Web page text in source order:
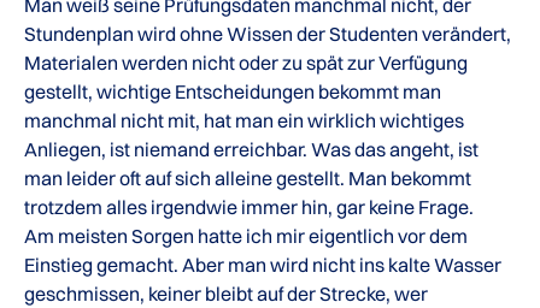
Stundenplan wird ohne Wissen der Studenten verändert,
Materialen werden nicht oder zu spät zur Verfügung
gestellt, wichtige Entscheidungen bekommt man
manchmal nicht mit, hat man ein wirklich wichtiges
Anliegen, ist niemand erreichbar. Was das angeht, ist
man leider oft auf sich alleine gestellt. Man bekommt
trotzdem alles irgendwie immer hin, gar keine Frage.
Am meisten Sorgen hatte ich mir eigentlich vor dem
Einstieg gemacht. Aber man wird nicht ins kalte Wasser
geschmissen, keiner bleibt auf der Strecke, wer